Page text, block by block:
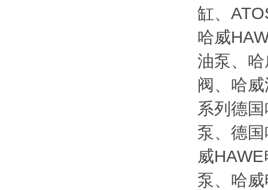
缸、
哈威
油泵、
阀、哈
系列德
泵、德
威
泵、哈